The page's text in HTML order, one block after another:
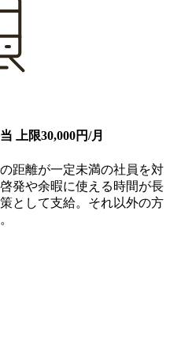
上限30,000円/月
距離が一定未満の社員を対
発や余暇に使える時間が長
として支給。それ以外の方